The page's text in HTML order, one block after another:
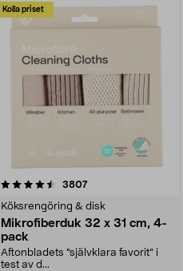
Kolla priset
3807recensioner
Köksrengöring & disk
Mikrofiberduk 32 x 31 cm, 4-
pack
Aftonbladets "självklara favorit” i
test av d...
4.0av 5 stjärnor